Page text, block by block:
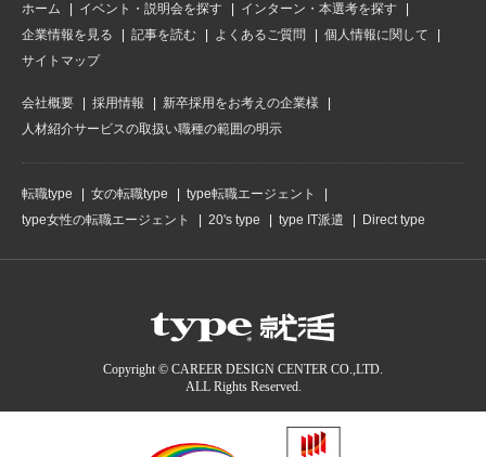
ホーム イベント・説明会を探す
インターン・本選考を探す
企業情報を見る
記事を読む よくあるご質問
個人情報に関して
サイトマップ
会社概要 採用情報
新卒採用をお考えの企業様
人材紹介サービスの取扱い職種の範囲の明示
転職type 女の転職type
type転職エージェント
type女性の転職エージェント
20's type type IT派遣 Direct type
Copyright © CAREER DESIGN CENTER CO.,LTD.
ALL Rights Reserved.